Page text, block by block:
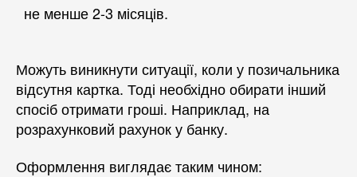
не менше 2-3 місяців.
Можуть виникнути ситуації, коли у позичальника
відсутня картка. Тоді необхідно обирати інший
спосіб отримати гроші. Наприклад, на
розрахунковий рахунок у банку.
Оформлення виглядає таким чином: